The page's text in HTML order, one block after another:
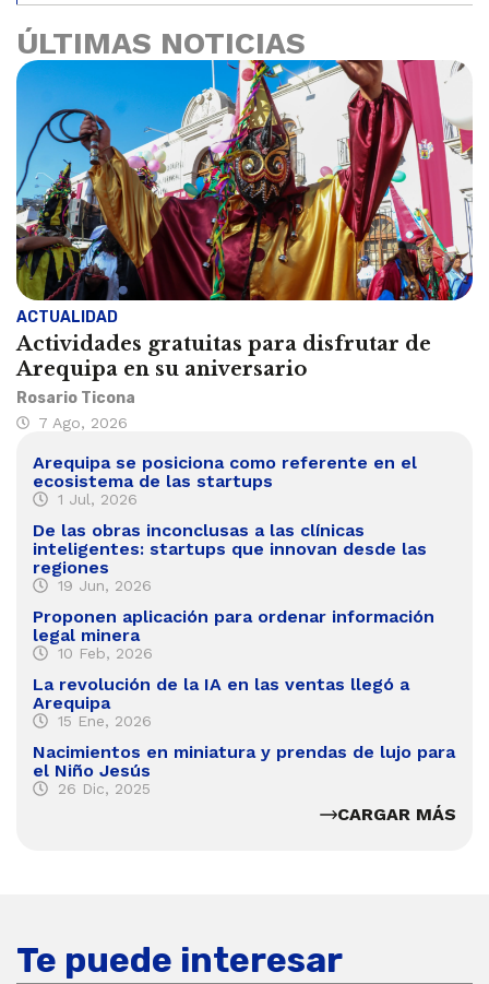
ÚLTIMAS NOTICIAS
ACTUALIDAD
Actividades gratuitas para disfrutar de
Arequipa en su aniversario
Rosario Ticona
7 Ago, 2026
Arequipa se posiciona como referente en el
ecosistema de las startups
1 Jul, 2026
De las obras inconclusas a las clínicas
inteligentes: startups que innovan desde las
regiones
19 Jun, 2026
Proponen aplicación para ordenar información
legal minera
10 Feb, 2026
La revolución de la IA en las ventas llegó a
Arequipa
15 Ene, 2026
Nacimientos en miniatura y prendas de lujo para
el Niño Jesús
26 Dic, 2025
CARGAR MÁS
Te puede interesar